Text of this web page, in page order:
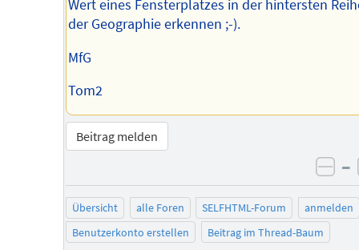
Wert eines Fensterplatzes in der hintersten
der Geographie erkennen ;-).
MfG
Tom2
Beitrag melden
–
Übersicht alle Foren SELFHTML-Forum
anmelden
Benutzerkonto erstellen
Beitrag im Thread-Baum